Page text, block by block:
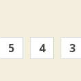
3
4
5